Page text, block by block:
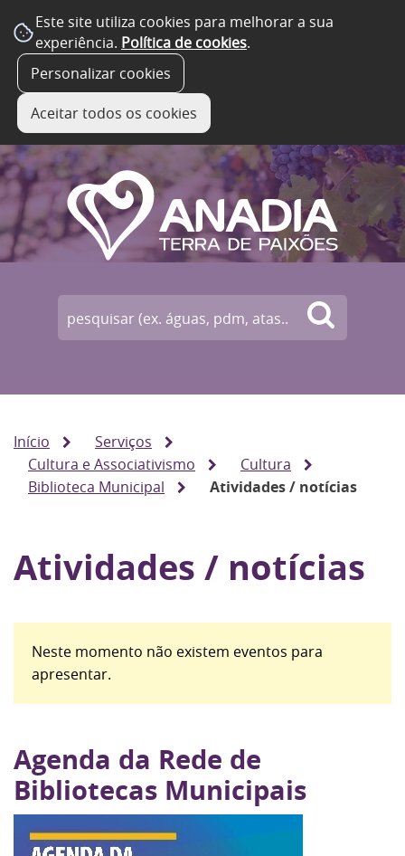
Este site utiliza cookies para melhorar a sua
experiência. Política de cookies.
Personalizar cookies
Aceitar todos os cookies
Início
Serviços
Cultura e Associativismo
Cultura
Biblioteca Municipal
Atividades / notícias
Atividades / notícias
Neste momento não existem eventos para
apresentar.
Agenda da Rede de
Bibliotecas Municipais